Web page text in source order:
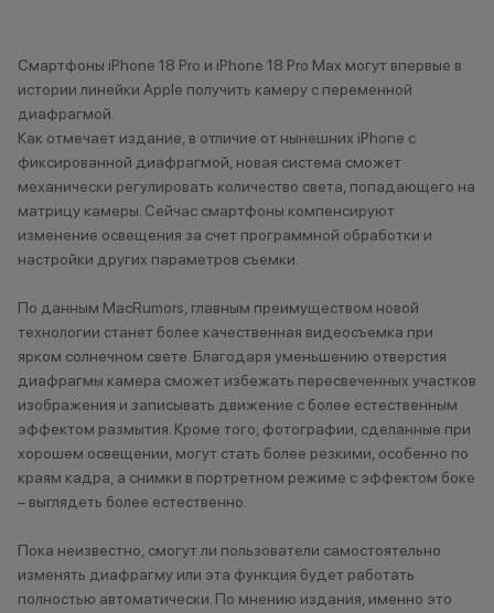
Тюмень
У
Ульяновск
Уфа
Уфа, Инорс
Уфа, Нагаево
Х
Ханты- Мансийск
Челябинск
Чистополь
Смартфоны iPhone 18 Pro и iPhone 18 Pro Max могут впервые в
истории линейки Apple получить камеру с переменной
диафрагмой.
Как отмечает издание, в отличие от нынешних iPhone с
фиксированной диафрагмой, новая система сможет
механически регулировать количество света, попадающего на
матрицу камеры. Сейчас смартфоны компенсируют
изменение освещения за счет программной обработки и
настройки других параметров съемки.
По данным MacRumors, главным преимуществом новой
технологии станет более качественная видеосъемка при
ярком солнечном свете. Благодаря уменьшению отверстия
диафрагмы камера сможет избежать пересвеченных участков
изображения и записывать движение с более естественным
эффектом размытия. Кроме того, фотографии, сделанные при
хорошем освещении, могут стать более резкими, особенно по
краям кадра, а снимки в портретном режиме с эффектом боке
– выглядеть более естественно.
Пока неизвестно, смогут ли пользователи самостоятельно
изменять диафрагму или эта функция будет работать
полностью автоматически. По мнению издания, именно это